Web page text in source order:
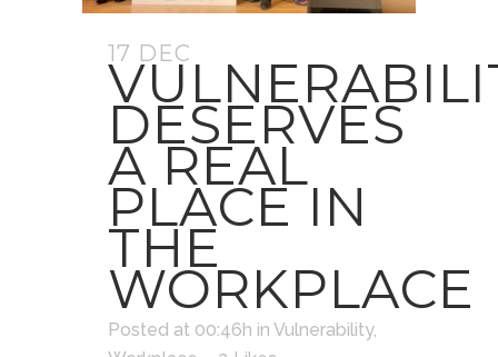
17 DEC
DESERVES
A REAL
PLACE IN
THE
WORKPLACE
Posted at 00:46h in Vulnerability,